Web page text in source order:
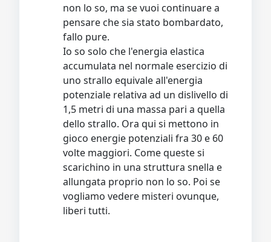
non lo so, ma se vuoi continuare a
pensare che sia stato bombardato,
fallo pure.
Io so solo che l'energia elastica
accumulata nel normale esercizio di
uno strallo equivale all'energia
potenziale relativa ad un dislivello di
1,5 metri di una massa pari a quella
dello strallo. Ora qui si mettono in
gioco energie potenziali fra 30 e 60
volte maggiori. Come queste si
scarichino in una struttura snella e
allungata proprio non lo so. Poi se
vogliamo vedere misteri ovunque,
liberi tutti.